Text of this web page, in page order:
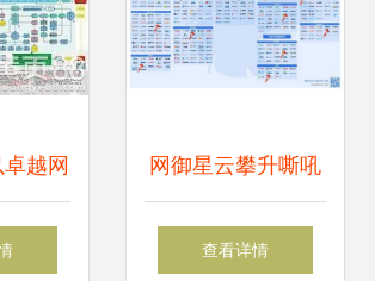
越网
全技
网御星云攀升嘶吼
2023网络安全产业
查看详情